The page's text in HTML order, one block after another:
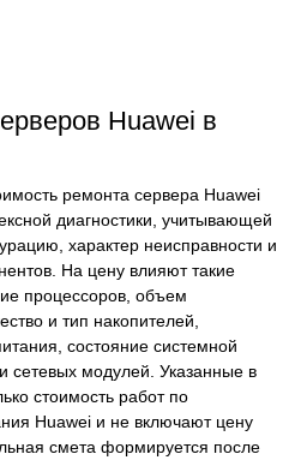
Huawei в
ремонта сервера Huawei
диагностики, учитывающей
характер неисправности и
На цену влияют такие
процессоров, объем
и тип накопителей,
состояние системной
сетевых модулей. Указанные в
стоимость работ по
Huawei и не включают цену
смета формируется после